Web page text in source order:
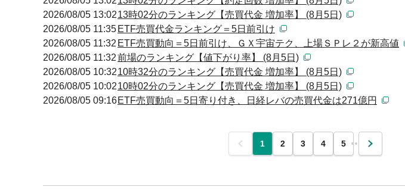
2026/08/05 13:0213時02分のランキング【売買代金 増加率】 (8月5日)
2026/08/05 11:35 ETF売買代金ランキング＝5日前引け
2026/08/05 11:32 ETF売買動向＝5日前引け、ＧＸ宇宙テク、上場ＳＰレ２が新高値
2026/08/05 11:32前場のランキング【値下がり率】 (8月5日)
2026/08/05 10:3210時32分のランキング【売買代金 増加率】 (8月5日)
2026/08/05 10:0210時02分のランキング【売買代金 増加率】 (8月5日)
2026/08/05 09:16ETF売買動向＝5日寄り付き、日経レバの売買代金は271億円
前 1 2 3 4 5 … 次